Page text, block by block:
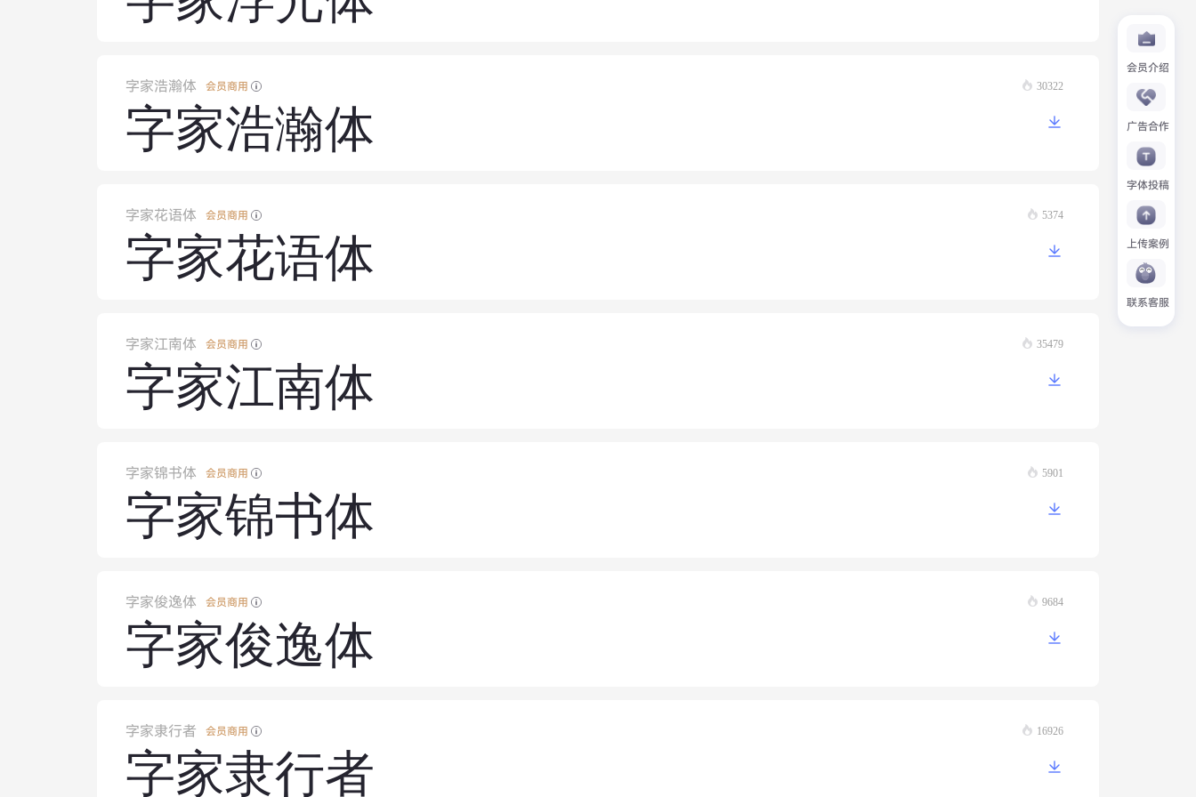
会员介绍
广告合作
字体投稿
上传案例
联系客服
字家浩瀚体 会员商用
字家浩瀚体
30322
字家花语体 会员商用
字家花语体
5374
字家江南体 会员商用
字家江南体
35479
字家锦书体 会员商用
字家锦书体
5901
字家俊逸体 会员商用
字家俊逸体
9684
字家隶行者 会员商用
字家隶行者
16926